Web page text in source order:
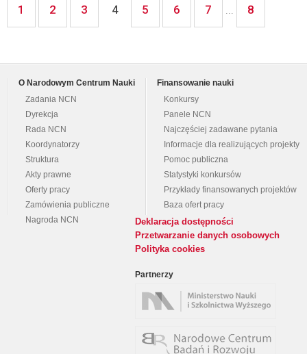
1 2 3 4 5 6 7 ... 8
O Narodowym Centrum Nauki
Zadania NCN
Dyrekcja
Rada NCN
Koordynatorzy
Struktura
Akty prawne
Oferty pracy
Zamówienia publiczne
Nagroda NCN
Finansowanie nauki
Konkursy
Panele NCN
Najczęściej zadawane pytania
Informacje dla realizujących projekty
Pomoc publiczna
Statystyki konkursów
Przykłady finansowanych projektów
Baza ofert pracy
Deklaracja dostępności
Przetwarzanie danych osobowych
Polityka cookies
Partnerzy